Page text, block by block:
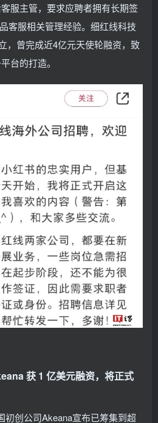
服主管，要求应聘者拥有长期签
客服相关管理经验。细红线科技
，曾完成近4亿元天使轮融资，致
台的打造。
获 1 亿美元融资，将正式
初创公司Akeana宣布已筹集到超